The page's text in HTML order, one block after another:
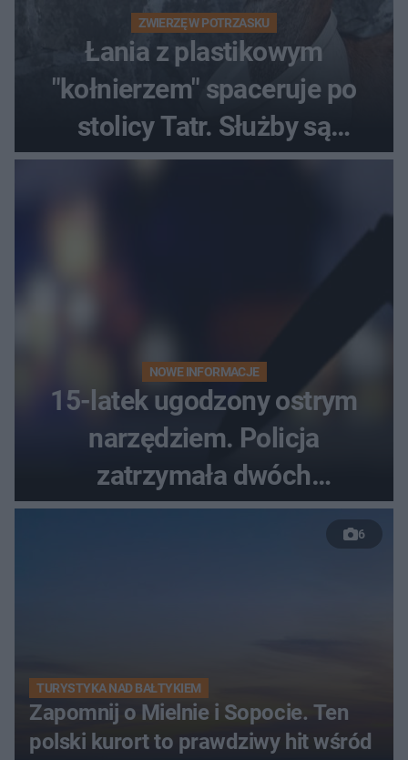
ZWIERZĘ W POTRZASKU
Łania z plastikowym
"kołnierzem" spaceruje po
stolicy Tatr. Służby są
bezradne
NOWE INFORMACJE
15-latek ugodzony ostrym
narzędziem. Policja
zatrzymała dwóch
nastolatków
6
TURYSTYKA NAD BAŁTYKIEM
Zapomnij o Mielnie i Sopocie. Ten
polski kurort to prawdziwy hit wśród